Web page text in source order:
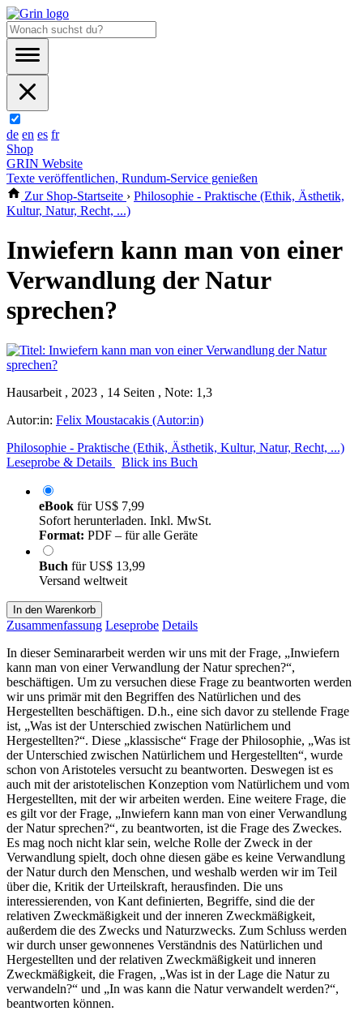
de en es fr
Shop
GRIN Website
Texte veröffentlichen, Rundum-Service genießen
Zur Shop-Startseite › Philosophie - Praktische (Ethik, Ästhetik,
Kultur, Natur, Recht, ...)
Inwiefern kann man von einer
Verwandlung der Natur
sprechen?
Hausarbeit , 2023 , 14 Seiten , Note: 1,3
Autor:in: Felix Moustacakis (Autor:in)
Philosophie - Praktische (Ethik, Ästhetik, Kultur, Natur, Recht, ...)
Leseprobe & Details
Blick ins Buch
eBook fürUS$ 7,99
Sofort herunterladen. Inkl. MwSt.
Format: PDF – für alle Geräte
Buch fürUS$ 13,99
Versand weltweit
In den Warenkorb
Zusammenfassung Leseprobe Details
In dieser Seminararbeit werden wir uns mit der Frage, „Inwiefern
kann man von einer Verwandlung der Natur sprechen?“,
beschäftigen. Um zu versuchen diese Frage zu beantworten werden
wir uns primär mit den Begriffen des Natürlichen und des
Hergestellten beschäftigen. D.h., eine sich davor zu stellende Frage
ist, „Was ist der Unterschied zwischen Natürlichem und
Hergestellten?“. Diese „klassische“ Frage der Philosophie, „Was ist
der Unterschied zwischen Natürlichem und Hergestellten“, wurde
schon von Aristoteles versucht zu beantworten. Deswegen ist es
auch mit der aristotelischen Konzeption vom Natürlichem und vom
Hergestellten, mit der wir arbeiten werden. Eine weitere Frage, die
es gilt vor der Frage, „Inwiefern kann man von einer Verwandlung
der Natur sprechen?“, zu beantworten, ist die Frage des Zweckes.
Es mag noch nicht klar sein, welche Rolle der Zweck in der
Verwandlung spielt, doch ohne diesen gäbe es keine Verwandlung
der Natur durch den Menschen, und weshalb werden wir im Teil
über die, Kritik der Urteilskraft, herausfinden. Die uns
interessierenden, von Kant definierten, Begriffe, sind die der
relativen Zweckmäßigkeit und der inneren Zweckmäßigkeit,
außerdem die des Zwecks und Naturzwecks. Zum Schluss werden
wir durch unser gewonnenes Verständnis des Natürlichen und
Hergestellten und der relativen Zweckmäßigkeit und inneren
Zweckmäßigkeit, die Fragen, „Was ist in der Lage die Natur zu
verwandeln?“ und „In was kann die Natur verwandelt werden?“,
beantworten können.